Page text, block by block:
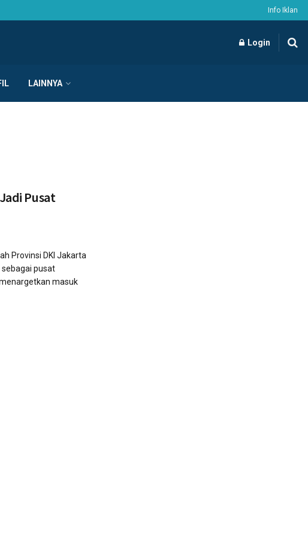
Info Iklan
Login
LAINNYA
Pusat
Provinsi DKI Jakarta
sebagai pusat
masuk